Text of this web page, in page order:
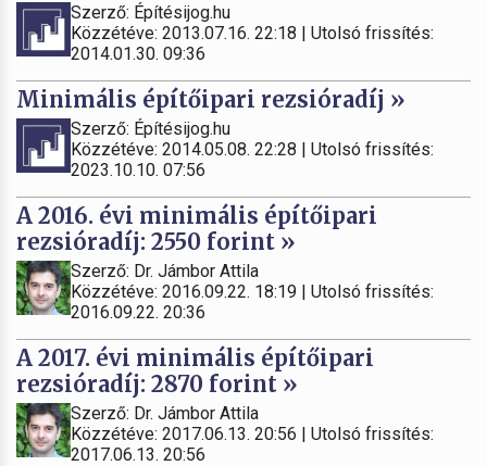
Szerző: Építésijog.hu
Közzétéve: 2013.07.16. 22:18 | Utolsó frissítés:
2014.01.30. 09:36
Minimális építőipari rezsióradíj »
Szerző: Építésijog.hu
Közzétéve: 2014.05.08. 22:28 | Utolsó frissítés:
2023.10.10. 07:56
A 2016. évi minimális építőipari
rezsióradíj: 2550 forint »
Szerző: Dr. Jámbor Attila
Közzétéve: 2016.09.22. 18:19 | Utolsó frissítés:
2016.09.22. 20:36
A 2017. évi minimális építőipari
rezsióradíj: 2870 forint »
Szerző: Dr. Jámbor Attila
Közzétéve: 2017.06.13. 20:56 | Utolsó frissítés:
2017.06.13. 20:56